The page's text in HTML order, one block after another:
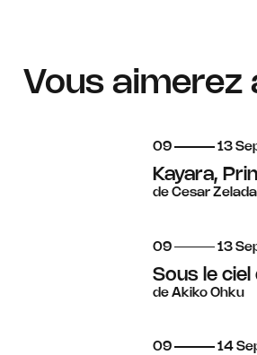
Vous aimerez
du
09 au
13
Kayara,
de Cesar
du
09 au
13
Sous le ciel
de Akiko Ohku
du
09 au
14